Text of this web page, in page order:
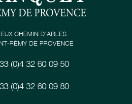
CHEMIN D’ARLES
RÉMY DE PROVENCE
(0)4 32 60 09 50
(0)4 32 60 09 80